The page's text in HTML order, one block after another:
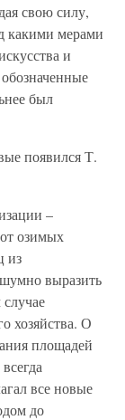
свою силу,
какими мерами
и
был
появился Т.
–
озимых
из
выразить
хозяйства. О
площадей
все новые
до